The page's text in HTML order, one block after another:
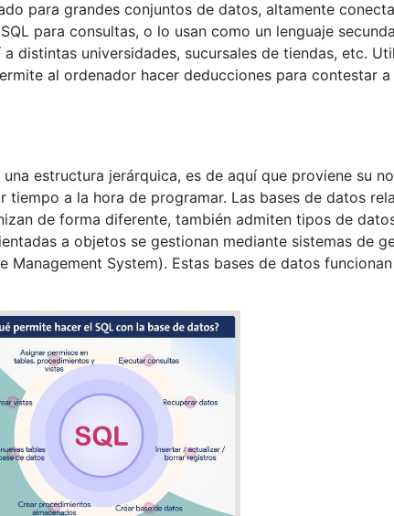
para grandes conjuntos de datos, altamente
para consultas, o lo usan como un lenguaje
distintas universidades, sucursales de tiendas, etc.
al ordenador hacer deducciones para contestar
estructura jerárquica, es de aquí que proviene su
a la hora de programar. Las bases de datos
de forma diferente, también admiten tipos de
a objetos se gestionan mediante sistemas de
Management System). Estas bases de datos